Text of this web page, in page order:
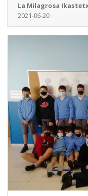
La Milagrosa
2021-06-20